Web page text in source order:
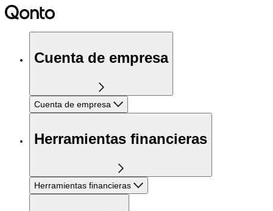
Cuenta de empresa
Cuenta de empresa
Herramientas financieras
Herramientas financieras